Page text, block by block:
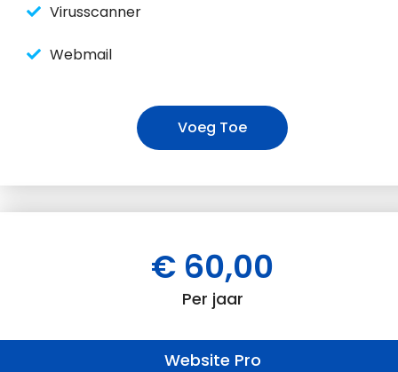
Virusscanner
Webmail
Voeg Toe
€ 60,00
Per jaar
Website Pro